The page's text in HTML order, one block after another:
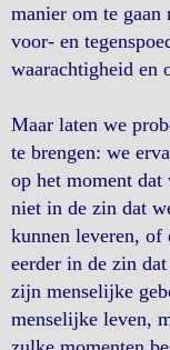
manier om te gaan
voor- en
waarachtigheid en
Maar laten we
te brengen: we
op het moment dat
niet in de zin dat
kunnen leveren, of
eerder in de zin
zijn menselijke
menselijke leven,